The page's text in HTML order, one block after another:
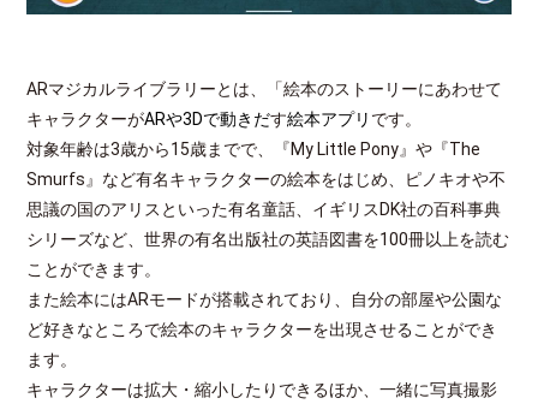
ARマジカルライブラリーとは、「絵本のストーリーにあわせて
キャラクターがARや3Dで動きだす絵本アプリ です。
対象年齢は3歳から15歳までで、『My Little Pony』や『The
Smurfs』など有名キャラクターの絵本をはじめ、ピノキオや不
思議の国のアリスといった有名童話、イギリスDK社の百科事典
シリーズなど、世界の有名出版社の英語図書を100冊以上を読む
ことができます。
また絵本にはARモードが搭載されており、自分の部屋や公園な
ど好きなところで絵本のキャラクターを出現させることができ
ます。
キャラクターは拡大・縮小したりできるほか、一緒に写真撮影